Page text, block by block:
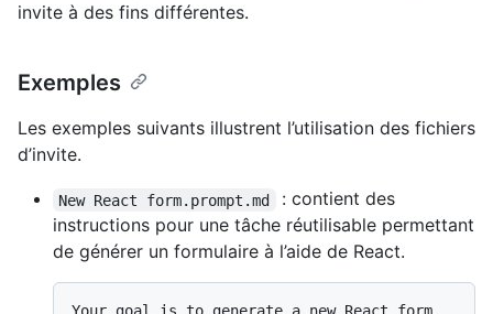
invite à des fins différentes.
Exemples
Les exemples suivants illustrent l’utilisation des fichiers
d’invite.
New React form.prompt.md
: contient des
instructions pour une tâche réutilisable permettant
de générer un formulaire à l’aide de React.